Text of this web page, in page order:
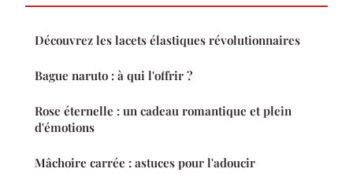
Découvrez les lacets élastiques révolutionnaires
Bague naruto : à qui l'offrir ?
Rose éternelle : un cadeau romantique et plein
d'émotions
Mâchoire carrée : astuces pour l'adoucir